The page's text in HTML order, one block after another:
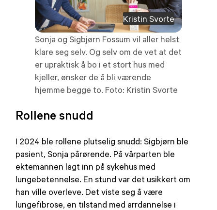
Kristin Svorte
Sonja og Sigbjørn Fossum vil aller helst
klare seg selv. Og selv om de vet at det
er upraktisk å bo i et stort hus med
kjeller, ønsker de å bli værende
hjemme begge to. Foto: Kristin Svorte
Rollene snudd
I 2024 ble rollene plutselig snudd: Sigbjørn ble
pasient, Sonja pårørende. På vårparten ble
ektemannen lagt inn på sykehus med
lungebetennelse. En stund var det usikkert om
han ville overleve. Det viste seg å være
lungefibrose, en tilstand med arrdannelse i